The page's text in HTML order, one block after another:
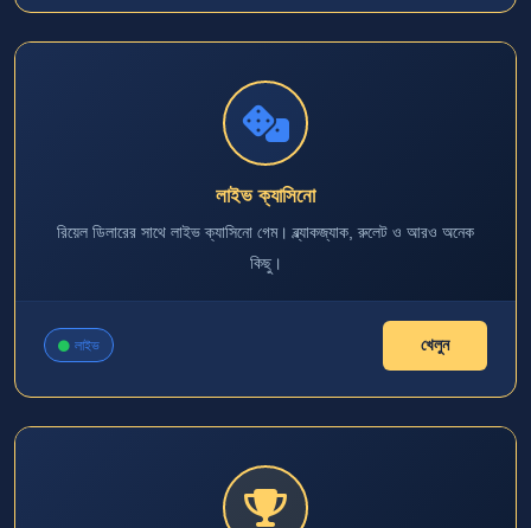
লাইভ ক্যাসিনো
রিয়েল ডিলারের সাথে লাইভ ক্যাসিনো গেম। ব্ল্যাকজ্যাক, রুলেট ও আরও অনেক
কিছু।
লাইভ খেলুন